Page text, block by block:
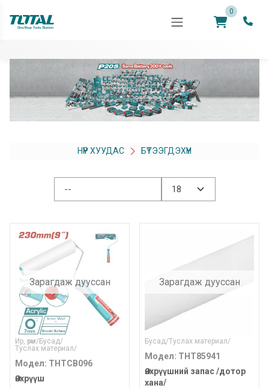
0
НҮҮР ХУУДАС БҮТЭЭГДЭХҮҮН
Зарагдаж дууссан
Ир, өрөм/Бусад/
Туслах материал/
Модел: THTCB096
Өнхрүүш
Зарагдаж дууссан
Бусад/Туслах материал/
Модел: THT85941
Өнхрүүшний запас /дотор
хана/